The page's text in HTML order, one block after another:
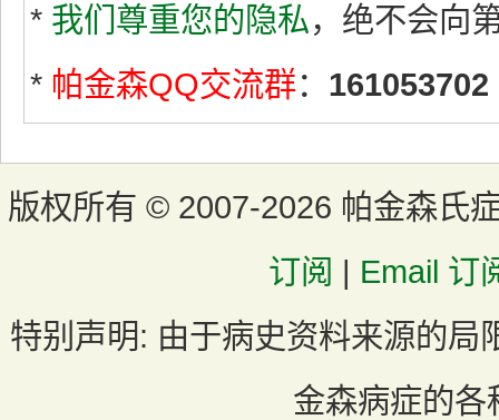
* 我们尊重您的隐私，绝不会向
* 帕金森QQ交流群： 161053702
版权所有 © 2007-2026 帕金森氏
订阅 | Email 订
特别声明: 由于病史资料来源的局
金森病症的各